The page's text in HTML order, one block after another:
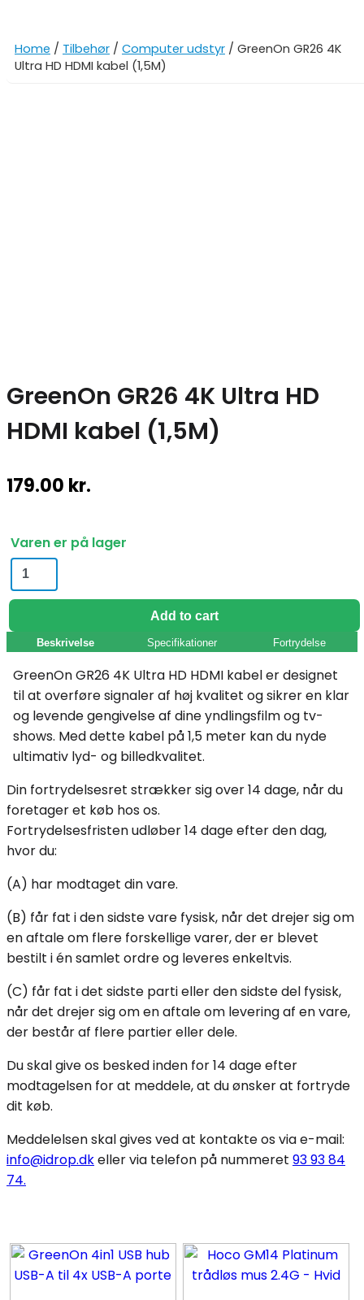
Home / Tilbehør / Computer udstyr / GreenOn GR26 4K
Ultra HD HDMI kabel (1,5M)
GreenOn GR26 4K Ultra HD
HDMI kabel (1,5M)
179.00 kr.
Varen er på lager
GreenOn
GR26
4K
Ultra
HD
HDMI
kabel
(1,5M)
quantity
Add to cart
Beskrivelse Specifikationer Fortrydelse
GreenOn GR26 4K Ultra HD HDMI kabel er designet
til at overføre signaler af høj kvalitet og sikrer en klar
og levende gengivelse af dine yndlingsfilm og tv-
shows. Med dette kabel på 1,5 meter kan du nyde
ultimativ lyd- og billedkvalitet.
Din fortrydelsesret strækker sig over 14 dage, når du
foretager et køb hos os.
Fortrydelsesfristen udløber 14 dage efter den dag,
hvor du:
(A) har modtaget din vare.
(B) får fat i den sidste vare fysisk, når det drejer sig om
en aftale om flere forskellige varer, der er blevet
bestilt i én samlet ordre og leveres enkeltvis.
(C) får fat i det sidste parti eller den sidste del fysisk,
når det drejer sig om en aftale om levering af en vare,
der består af flere partier eller dele.
Du skal give os besked inden for 14 dage efter
modtagelsen for at meddele, at du ønsker at fortryde
dit køb.
Meddelelsen skal gives ved at kontakte os via e-mail:
info@idrop.dkeller via telefon på nummeret 93 93 84
74.